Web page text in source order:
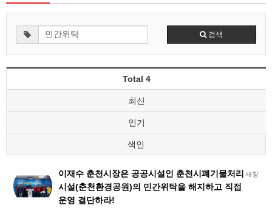
검색
Total 4
최신
인기
색인
새창
이재수 춘천시장은 공공시설인 춘천시폐기물처리
시설(춘천환경공원)의 민간위탁을 해지하고 직접
운영 결단하라!